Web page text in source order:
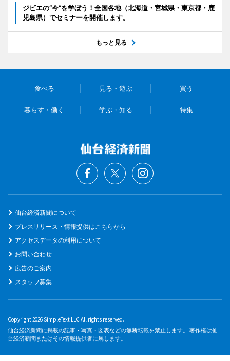
ジビエの“今”を学ぼう！全国各地（北海道・宮城県・東京都・鹿
児島県）でセミナーを開催します。
もっと見る
食べる 見る・遊ぶ 買う
暮らす・働く 学ぶ・知る 特集
仙台経済新聞について
プレスリリース・情報提供はこちらから
アクセスデータの利用について
お問い合わせ
広告のご案内
スタッフ募集
Copyright 2026 SimpleText LLC All rights reserved.
仙台経済新聞に掲載の記事・写真・図表などの無断転載を禁止します。 著作権は仙
台経済新聞またはその情報提供者に属します。